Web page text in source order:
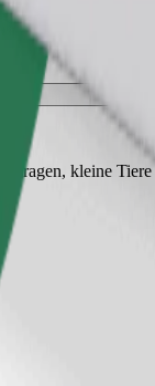
tragen, kleine